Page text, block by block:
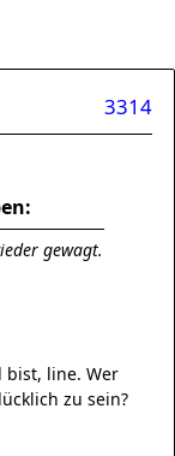
3314
gewagt.
bist, line. Wer
zu sein?